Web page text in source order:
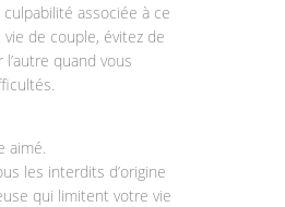
associée à ce
de couple, évitez de
quand vous
aimé.
les interdits d’origine
qui limitent votre vie